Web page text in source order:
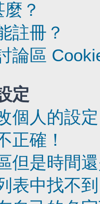
？
註冊？
論區
定
個人的設
正確！
但是時間
表中找不